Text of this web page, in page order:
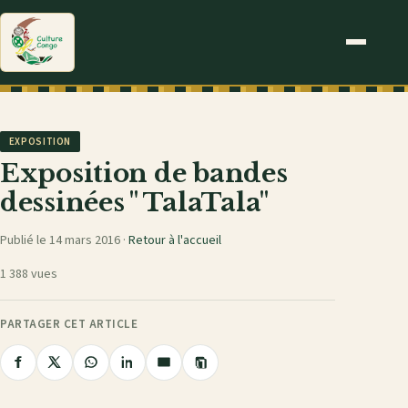
EXPOSITION
Exposition de bandes
dessinées " TalaTala"
Publié le 14 mars 2016 · Retour à l'accueil
1 388 vues
PARTAGER CET ARTICLE
PartagerPartagerPartagerPartagerPartager
Copier
le